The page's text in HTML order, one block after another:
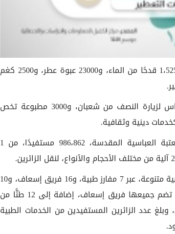
وقدّمت ملاكات العتبة المقدسة 1،525،920 قدحًا من الماء، و23000 عبوة عطر، و2500 كغم
وشملت الخدمات أيضًا توزيع 9000 كراس لزيارة النصف من شعبان، و3000 مطبوعة تخص
وبلغ عدد المستفيدين من مضيف العتبة العباسية المقدسة، 986،862 مستفيدًا، من 1
العتبة المقدسة قدّمت أيضًا خدمات طبية متنوعة، عبر 7 مفارز طبية، و16 فريق إسعاف، و10
سيارات إسعاف صغيرة (شحن) وكبيرة تضم جميعها فريق إسعاف، إضافة إلى 12 طنًّا من
وبلغ عدد الزائرين المستفيدين من الخدمات الطبية